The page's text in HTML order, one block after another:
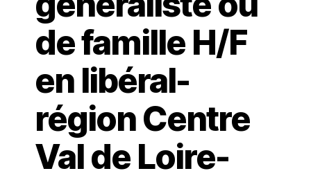
de famille H/F
en libéral-
région Centre
Val de Loire-